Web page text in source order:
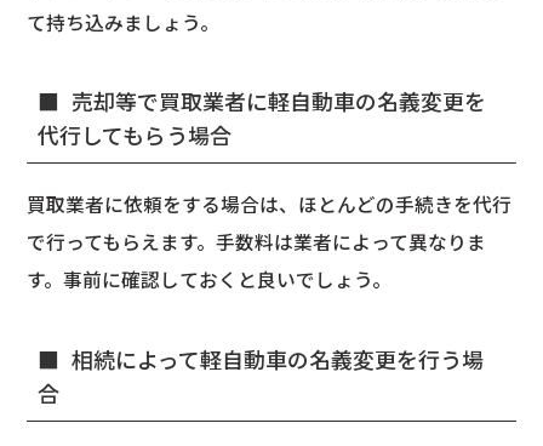
て持ち込みましょう。
売却等で買取業者に軽自動車の名義変更を
代行してもらう場合
買取業者に依頼をする場合は、ほとんどの手続きを代行
で行ってもらえます。手数料は業者によって異なりま
す。事前に確認しておくと良いでしょう。
相続によって軽自動車の名義変更を行う場
合